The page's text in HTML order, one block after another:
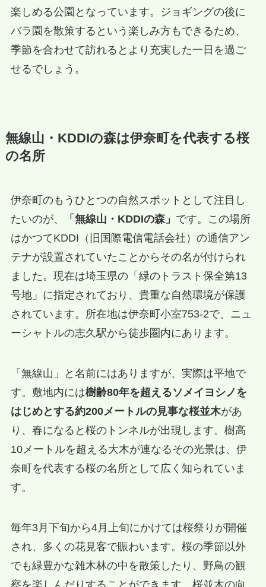
楽しめる公園となっています。ジョギングの後に
バラ園を散策するという楽しみ方もできるため、
季節を合わせて訪れるとより充実した一日を過ご
せるでしょう。
無線山・KDDIの森は伊奈町を代表する桜
の名所
伊奈町のもうひとつの自然スポットとして注目し
たいのが、
「無線山・KDDIの森」 です。この場所
はかつてKDDI（旧国際電信電話会社）の通信アン
テナが設置されていたことからその名が付けられ
ました。現在は埼玉県の「緑のトラスト保全第13
号地」に指定されており、貴重な自然環境が保護
されています。所在地は伊奈町小室753-2で、ニュ
ーシャトルの志久駅から徒歩圏内にあります。
「無線山」と名前にはありますが、実際は平地で
す。敷地内には樹齢80年を超えるソメイヨシノを
はじめとする約200メートルの見事な桜並木があ
り、春になると桜のトンネルが出現します。樹高
10メートルを超える大木が連なるその光景は、伊
奈町を代表する桜の名所として広く知られていま
す。
毎年3月下旬から4月上旬にかけては桜祭りが開催
され、多くの花見客で賑わいます。桜の季節以外
でも緑豊かな雑木林の中を散策したり、野鳥の観
察を楽しんだりすることができます。桜並木の向